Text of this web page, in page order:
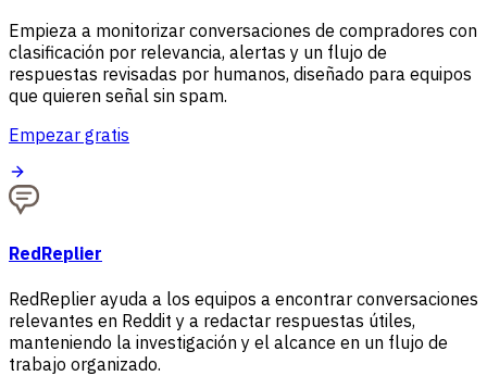
Empieza a monitorizar conversaciones de compradores con
clasificación por relevancia, alertas y un flujo de
respuestas revisadas por humanos, diseñado para equipos
que quieren señal sin spam.
Empezar gratis
RedReplier
RedReplier ayuda a los equipos a encontrar conversaciones
relevantes en Reddit y a redactar respuestas útiles,
manteniendo la investigación y el alcance en un flujo de
trabajo organizado.